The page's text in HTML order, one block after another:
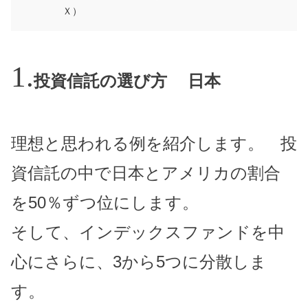
Ｘ）
投資信託の選び方 日本
理想と思われる例を紹介します。 投
資信託の中で日本とアメリカの割合
を50％ずつ位にします。
そして、インデックスファンドを中
心にさらに、3から5つに分散しま
す。